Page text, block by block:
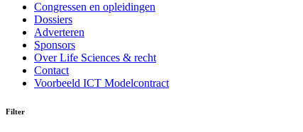
Congressen en opleidingen
Dossiers
Adverteren
Sponsors
Over Life Sciences & recht
Contact
Voorbeeld ICT Modelcontract
Filter